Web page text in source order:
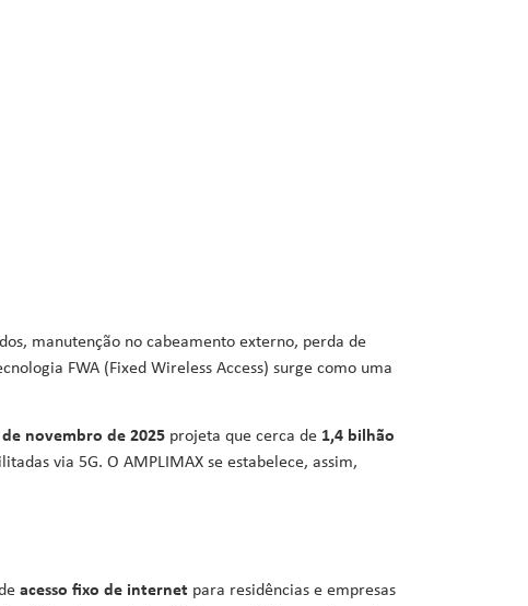
manutenção no cabeamento externo, perda de
FWA (Fixed Wireless Access) surge como uma
novembro de 2025 projeta que cerca de 1,4 bilhão
via 5G. O AMPLIMAX se estabelece, assim,
acesso fixo de internet para residências e empresas